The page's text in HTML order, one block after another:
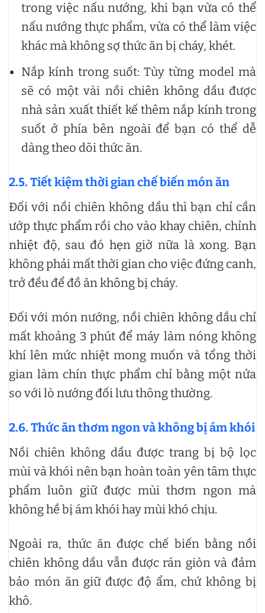
trong việc nấu nướng, khi bạn vừa có thể
nấu nướng thực phẩm, vừa có thể làm việc
khác mà không sợ thức ăn bị cháy, khét.
Nắp kính trong suốt: Tùy từng model mà
sẽ có một vài nồi chiên không dầu được
nhà sản xuất thiết kế thêm nắp kính trong
suốt ở phía bên ngoài để bạn có thể dễ
dàng theo dõi thức ăn.
2.5. Tiết kiệm thời gian chế biến món ăn
Đối với nồi chiên không dầu thì bạn chỉ cần
ướp thực phẩm rồi cho vào khay chiên, chỉnh
nhiệt độ, sau đó hẹn giờ nữa là xong. Bạn
không phải mất thời gian cho việc đứng canh,
trở đều để đồ ăn không bị cháy.
Đối với món nướng, nồi chiên không dầu chỉ
mất khoảng 3 phút để máy làm nóng không
khí lên mức nhiệt mong muốn và tổng thời
gian làm chín thực phẩm chỉ bằng một nửa
so với lò nướng đối lưu thông thường.
2.6. Thức ăn thơm ngon và không bị ám khói
Nồi chiên không dầu được trang bị bộ lọc
mùi và khói nên bạn hoàn toàn yên tâm thực
phẩm luôn giữ được mùi thơm ngon mà
không hề bị ám khói hay mùi khó chịu.
Ngoài ra, thức ăn được chế biến bằng nồi
chiên không dầu vẫn được rán giòn và đảm
bảo món ăn giữ được độ ẩm, chứ không bị
khô.